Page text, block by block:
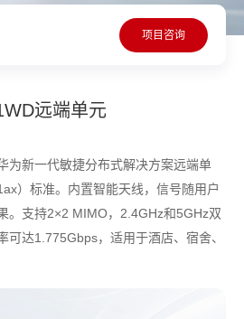
项目咨询
远端单元
为新一代敏捷分布式解决方案远端单
）标准。内置智能天线，信号随用户
。支持2×2 MIMO，2.4GHz和5GHz双
可达1.775Gbps，适用于酒店、宿舍、